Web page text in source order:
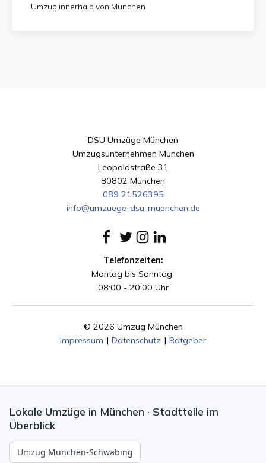
Umzug innerhalb von München
DSU Umzüge München
Umzugsunternehmen München
Leopoldstraße 31
80802 München
089 21526395
info@umzuege-dsu-muenchen.de
Telefonzeiten:
Montag bis Sonntag
08:00 - 20:00 Uhr
© 2026 Umzug München
Impressum | Datenschutz | Ratgeber
Lokale Umzüge in München · Stadtteile im
Überblick
Umzug München-Schwabing